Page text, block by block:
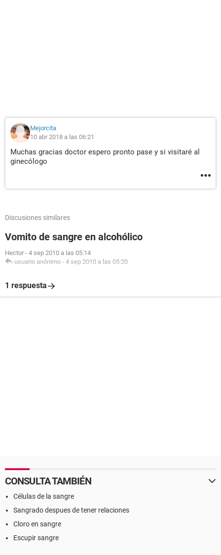
Mejorcita
10 abr 2018 a las 06:21
Muchas gracias doctor espero pronto pase y si visitaré al
ginecólogo
Discusiones similares
Vomito de sangre en alcohólico
Hector - 4 sep 2010 a las 05:14
usuario anónimo - 4 sep 2010 a las 05:20
1 respuesta
CONSULTA TAMBIÉN
Células de la sangre
Sangrado despues de tener relaciones
Cloro en sangre
Escupir sangre